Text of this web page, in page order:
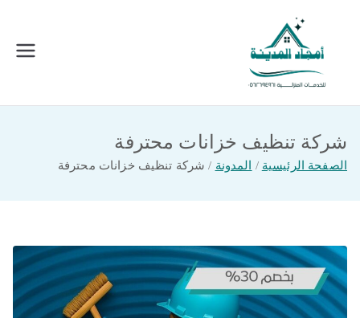
المحتوى
امجاد المدينة للخدمات المنزلية
شركة تنظيف خزانات محترفة
الصفحة الرئيسية المدونة شركة تنظيف خزانات محترفة